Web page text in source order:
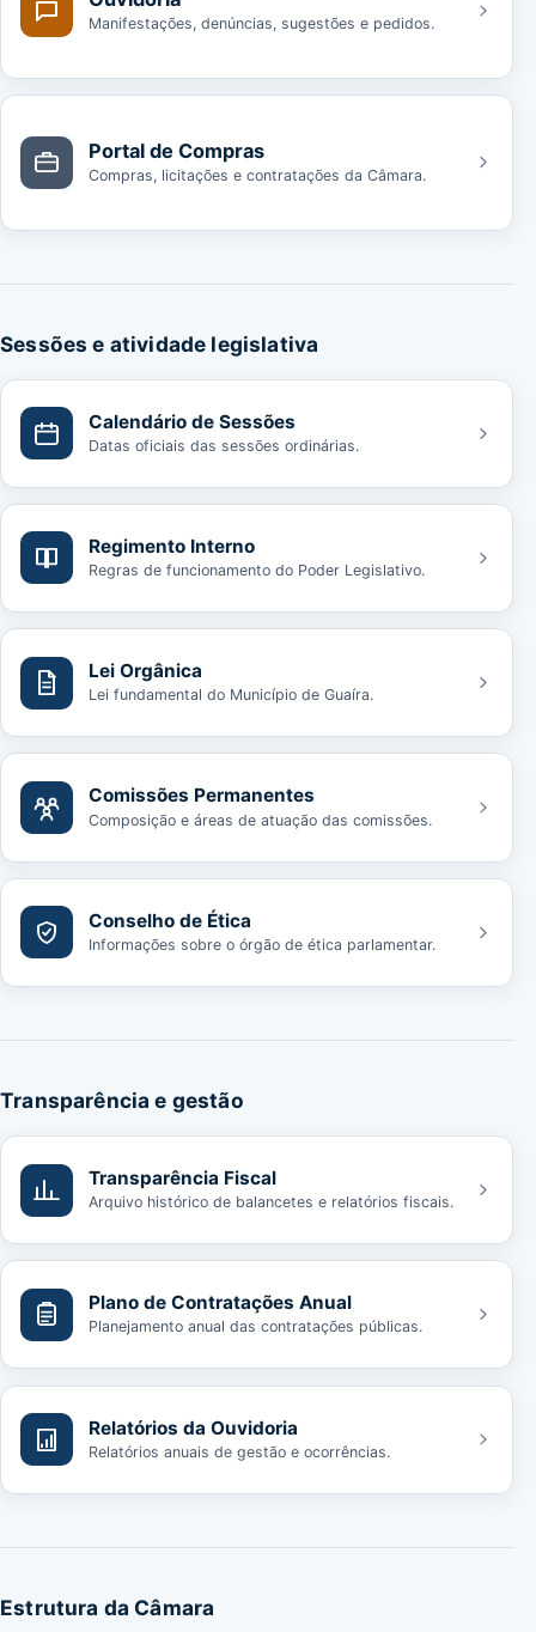
Manifestações, denúncias, sugestões e pedidos.
Portal de Compras
Compras, licitações e contratações da Câmara.
Sessões e atividade legislativa
Calendário de Sessões
Datas oficiais das sessões ordinárias.
Regimento Interno
Regras de funcionamento do Poder Legislativo.
Lei Orgânica
Lei fundamental do Município de Guaíra.
Comissões Permanentes
Composição e áreas de atuação das comissões.
Conselho de Ética
Informações sobre o órgão de ética parlamentar.
Transparência e gestão
Transparência Fiscal
Arquivo histórico de balancetes e relatórios fiscais.
Plano de Contratações Anual
Planejamento anual das contratações públicas.
Relatórios da Ouvidoria
Relatórios anuais de gestão e ocorrências.
Estrutura da Câmara